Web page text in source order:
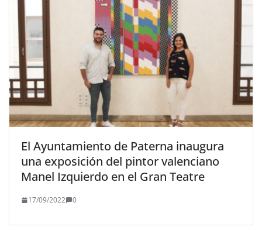
El Ayuntamiento de Paterna inaugura
una exposición del pintor valenciano
Manel Izquierdo en el Gran Teatre
17/09/2022 0